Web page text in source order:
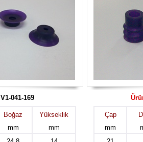
V1-041-169
Boğaz
mm
Yükseklik
mm
Çap
mm